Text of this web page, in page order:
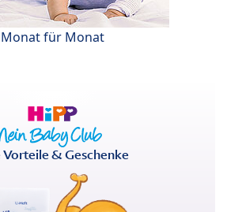
für Monat
& Geschenke